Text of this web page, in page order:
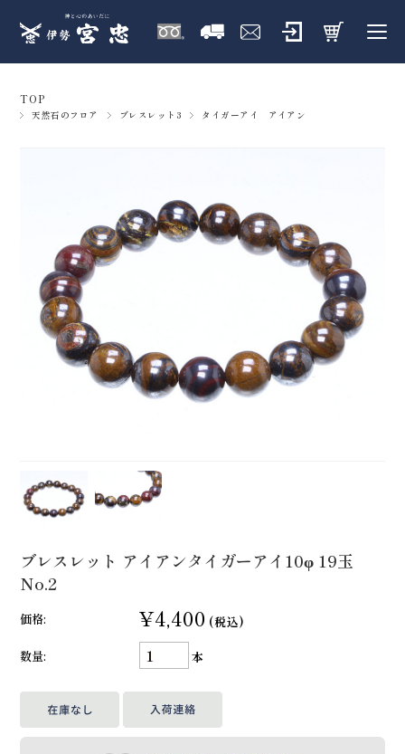
TOP
天然石のフロア ブレスレット3 タイガーアイ アイアン
ブレスレット アイアンタイガーアイ10φ 19玉
No.2
価格: ¥4,400 (税込)
数量:
本